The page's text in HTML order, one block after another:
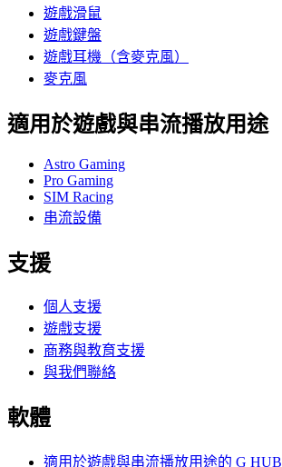
遊戲滑鼠
遊戲鍵盤
遊戲耳機（含麥克風）
麥克風
適用於遊戲與串流播放用途
Astro Gaming
Pro Gaming
SIM Racing
串流設備
支援
個人支援
遊戲支援
商務與教育支援
與我們聯絡
軟體
適用於遊戲與串流播放用途的 G HUB